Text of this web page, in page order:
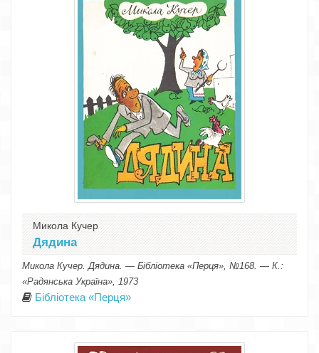
Микола Кучер
Дядина
Микола Кучер. Дядина. — Бібліотека «Перця», №168. — К.:
«Радянська Україна», 1973
Бібліотека «Перця»